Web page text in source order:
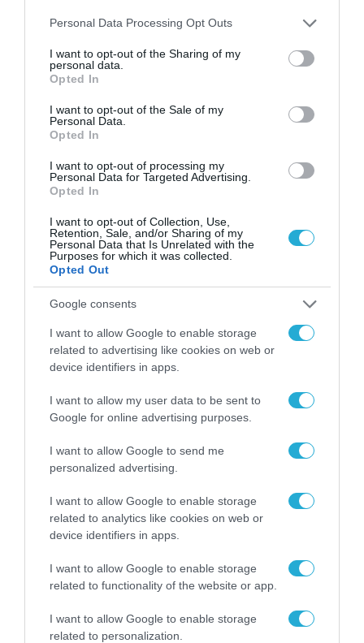
Please note that this website/app uses one or more Google
not limited to your visit or usage behaviour. You may click to
grant or deny consent to Google and its third-party tags to
use your data for below specified purposes in below Google
consent section.
Personal Data Processing Opt Outs
I want to opt-out of the Sharing of my
personal data.
Opted In
I want to opt-out of the Sale of my
Personal Data.
Opted In
I want to opt-out of processing my
Personal Data for Targeted Advertising.
Opted In
I want to opt-out of Collection, Use,
Retention, Sale, and/or Sharing of my
Personal Data that Is Unrelated with the
Purposes for which it was collected.
Opted Out
Google consents
I want to allow Google to enable storage
related to advertising like cookies on web or
device identifiers in apps.
I want to allow my user data to be sent to
Google for online advertising purposes.
I want to allow Google to send me
personalized advertising.
I want to allow Google to enable storage
related to analytics like cookies on web or
device identifiers in apps.
I want to allow Google to enable storage
related to functionality of the website or app.
I want to allow Google to enable storage
related to personalization.
ΕΚΔΗΛΩΣΕΙΣ
e-Government Forum: Στις 14 Οκτωβρίου η
μεγάλη συνάντηση της Ψηφιακής
Διακυβέρνησης στην εποχή μετά το RRF
31.07.2026